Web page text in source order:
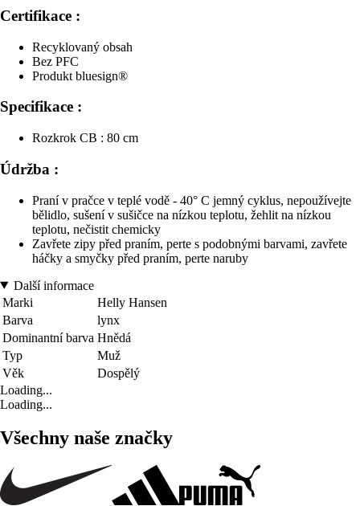
Certifikace :
Recyklovaný obsah
Bez PFC
Produkt bluesign®
Specifikace :
Rozkrok CB : 80 cm
Údržba :
Praní v pračce v teplé vodě - 40° C jemný cyklus, nepoužívejte
bělidlo, sušení v sušičce na nízkou teplotu, žehlit na nízkou
teplotu, nečistit chemicky
Zavřete zipy před praním, perte s podobnými barvami, zavřete
háčky a smyčky před praním, perte naruby
Další informace
Marki
Helly Hansen
Barva
lynx
Dominantní barva Hnědá
Typ
Muž
Věk
Dospělý
Loading...
Loading...
Všechny naše značky